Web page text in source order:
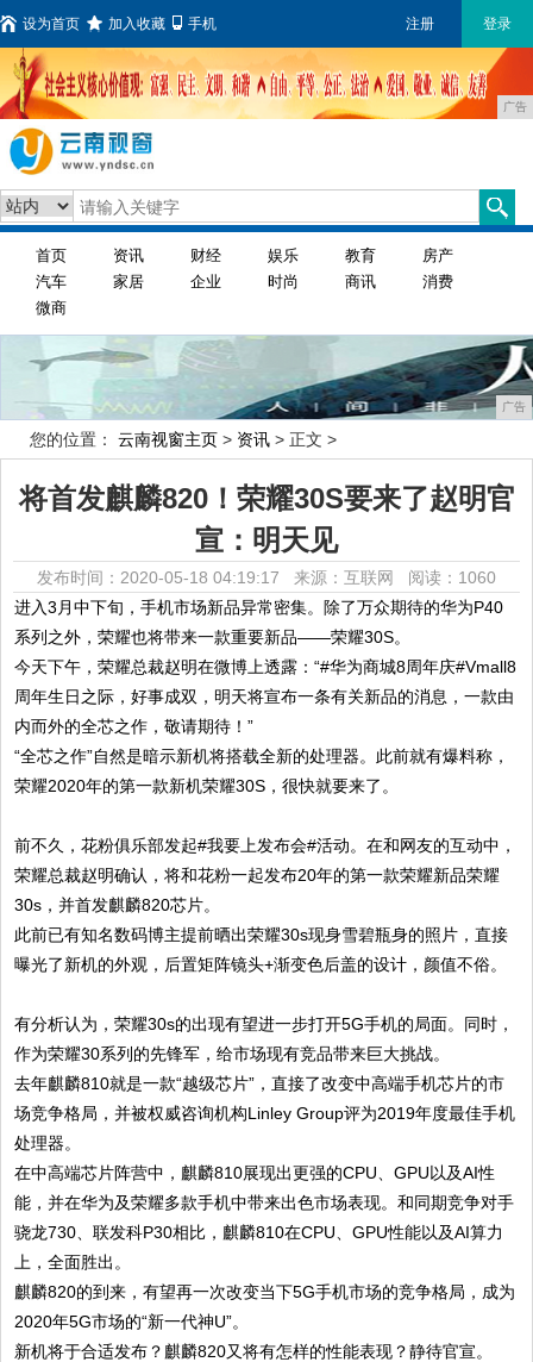
设为首页 加入收藏 手机 注册 登录
广告
首页 资讯 财经 娱乐 教育
房产
汽车
家居 企业 时尚 商讯
消费
微商
广告
您的位置： 云南视窗主页 > 资讯 > 正文 >
将首发麒麟820！荣耀30S要来了赵明官
宣：明天见
发布时间：2020-05-18 04:19:17 来源：互联网 阅读：1060
进入3月中下旬，手机市场新品异常密集。除了万众期待的华为P40
系列之外，荣耀也将带来一款重要新品——荣耀30S。
今天下午，荣耀总裁赵明在微博上透露：“#华为商城8周年庆#Vmall8
周年生日之际，好事成双，明天将宣布一条有关新品的消息，一款由
内而外的全芯之作，敬请期待！”
“全芯之作”自然是暗示新机将搭载全新的处理器。此前就有爆料称，
荣耀2020年的第一款新机荣耀30S，很快就要来了。
前不久，花粉俱乐部发起#我要上发布会#活动。在和网友的互动中，
荣耀总裁赵明确认，将和花粉一起发布20年的第一款荣耀新品荣耀
30s，并首发麒麟820芯片。
此前已有知名数码博主提前晒出荣耀30s现身雪碧瓶身的照片，直接
曝光了新机的外观，后置矩阵镜头+渐变色后盖的设计，颜值不俗。
有分析认为，荣耀30s的出现有望进一步打开5G手机的局面。同时，
作为荣耀30系列的先锋军，给市场现有竞品带来巨大挑战。
去年麒麟810就是一款“越级芯片”，直接了改变中高端手机芯片的市
场竞争格局，并被权威咨询机构Linley Group评为2019年度最佳手机
处理器。
在中高端芯片阵营中，麒麟810展现出更强的CPU、GPU以及AI性
能，并在华为及荣耀多款手机中带来出色市场表现。和同期竞争对手
骁龙730、联发科P30相比，麒麟810在CPU、GPU性能以及AI算力
上，全面胜出。
麒麟820的到来，有望再一次改变当下5G手机市场的竞争格局，成为
2020年5G市场的“新一代神U”。
新机将于合适发布？麒麟820又将有怎样的性能表现？静待官宣。